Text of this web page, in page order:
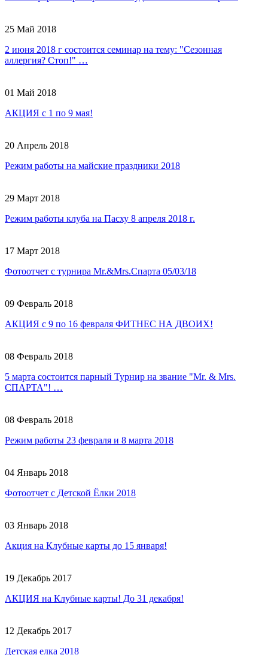
25 Май 2018
2 июня 2018 г состоится семинар на тему: "Сезонная
аллергия? Стоп!" …
01 Май 2018
АКЦИЯ с 1 по 9 мая!
20 Апрель 2018
Режим работы на майские праздники 2018
29 Март 2018
Режим работы клуба на Пасху 8 апреля 2018 г.
17 Март 2018
Фотоотчет с турнира Mr.&Mrs.Спарта 05/03/18
09 Февраль 2018
АКЦИЯ с 9 по 16 февраля ФИТНЕС НА ДВОИХ!
08 Февраль 2018
5 марта состоится парный Турнир на звание "Mr. & Mrs.
СПАРТА"! …
08 Февраль 2018
Режим работы 23 февраля и 8 марта 2018
04 Январь 2018
Фотоотчет с Детской Ёлки 2018
03 Январь 2018
Акция на Клубные карты до 15 января!
19 Декабрь 2017
АКЦИЯ на Клубные карты! До 31 декабря!
12 Декабрь 2017
Детская елка 2018